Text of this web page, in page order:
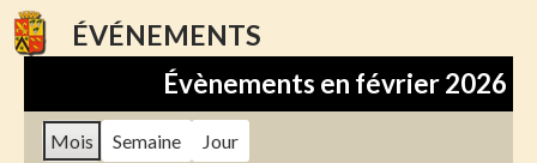
TO
CONTENTÉVÉNEMENTS
Évènements en février 2026
Mois Semaine Jour